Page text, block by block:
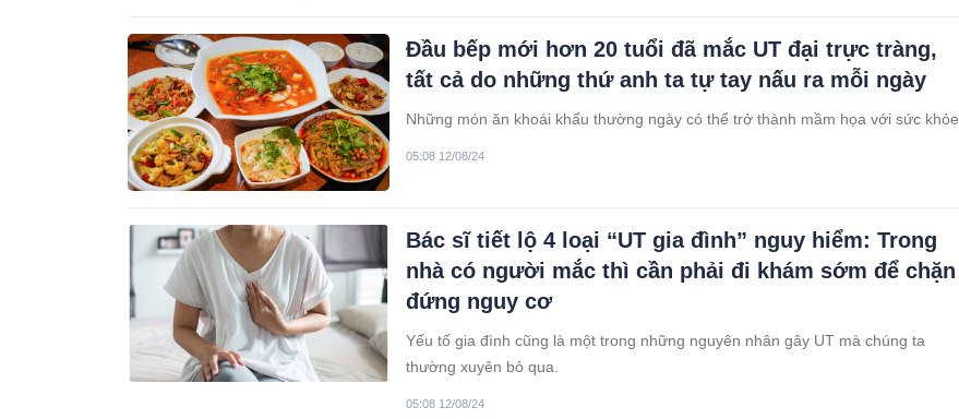
Đầu bếp mới hơn 20 tuổi đã mắc UT đại trực tràng,
tất cả do những thứ anh ta tự tay nấu ra mỗi ngày
Những món ăn khoái khẩu thường ngày có thể trở thành mầm họa với sức khỏe.
05:08 12/08/24
Bác sĩ tiết lộ 4 loại “UT gia đình” nguy hiểm: Trong
nhà có người mắc thì cần phải đi khám sớm để chặn
đứng nguy cơ
Yếu tố gia đình cũng là một trong những nguyên nhân gây UT mà chúng ta
thường xuyên bỏ qua.
05:08 12/08/24